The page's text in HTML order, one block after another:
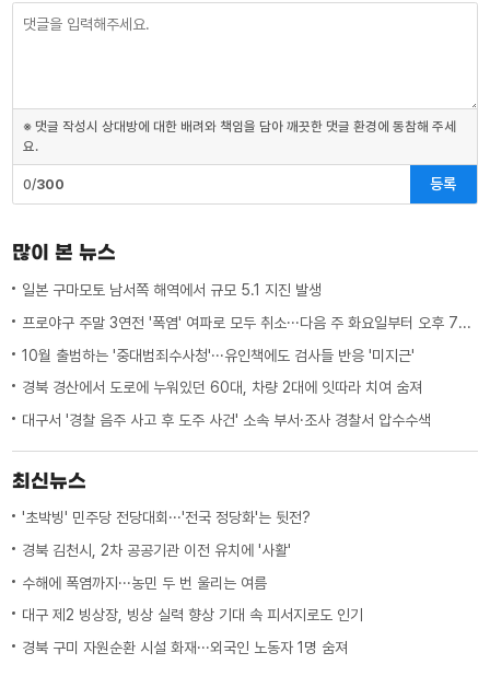
※ 댓글 작성시 상대방에 대한 배려와 책임을 담아 깨끗한 댓글 환경에 동참해 주세
요.
0/300 등록
많이 본 뉴스
일본 구마모토 남서쪽 해역에서 규모 5.1 지진 발생
프로야구 주말 3연전 '폭염' 여파로 모두 취소···다음 주 화요일부터 오후 7시 시작
10월 출범하는 '중대범죄수사청'···유인책에도 검사들 반응 '미지근'
경북 경산에서 도로에 누워있던 60대, 차량 2대에 잇따라 치여 숨져
대구서 '경찰 음주 사고 후 도주 사건' 소속 부서·조사 경찰서 압수수색
최신뉴스
'초박빙' 민주당 전당대회···'전국 정당화'는 뒷전?
경북 김천시, 2차 공공기관 이전 유치에 '사활'
수해에 폭염까지···농민 두 번 울리는 여름
대구 제2 빙상장, 빙상 실력 향상 기대 속 피서지로도 인기
경북 구미 자원순환 시설 화재···외국인 노동자 1명 숨져